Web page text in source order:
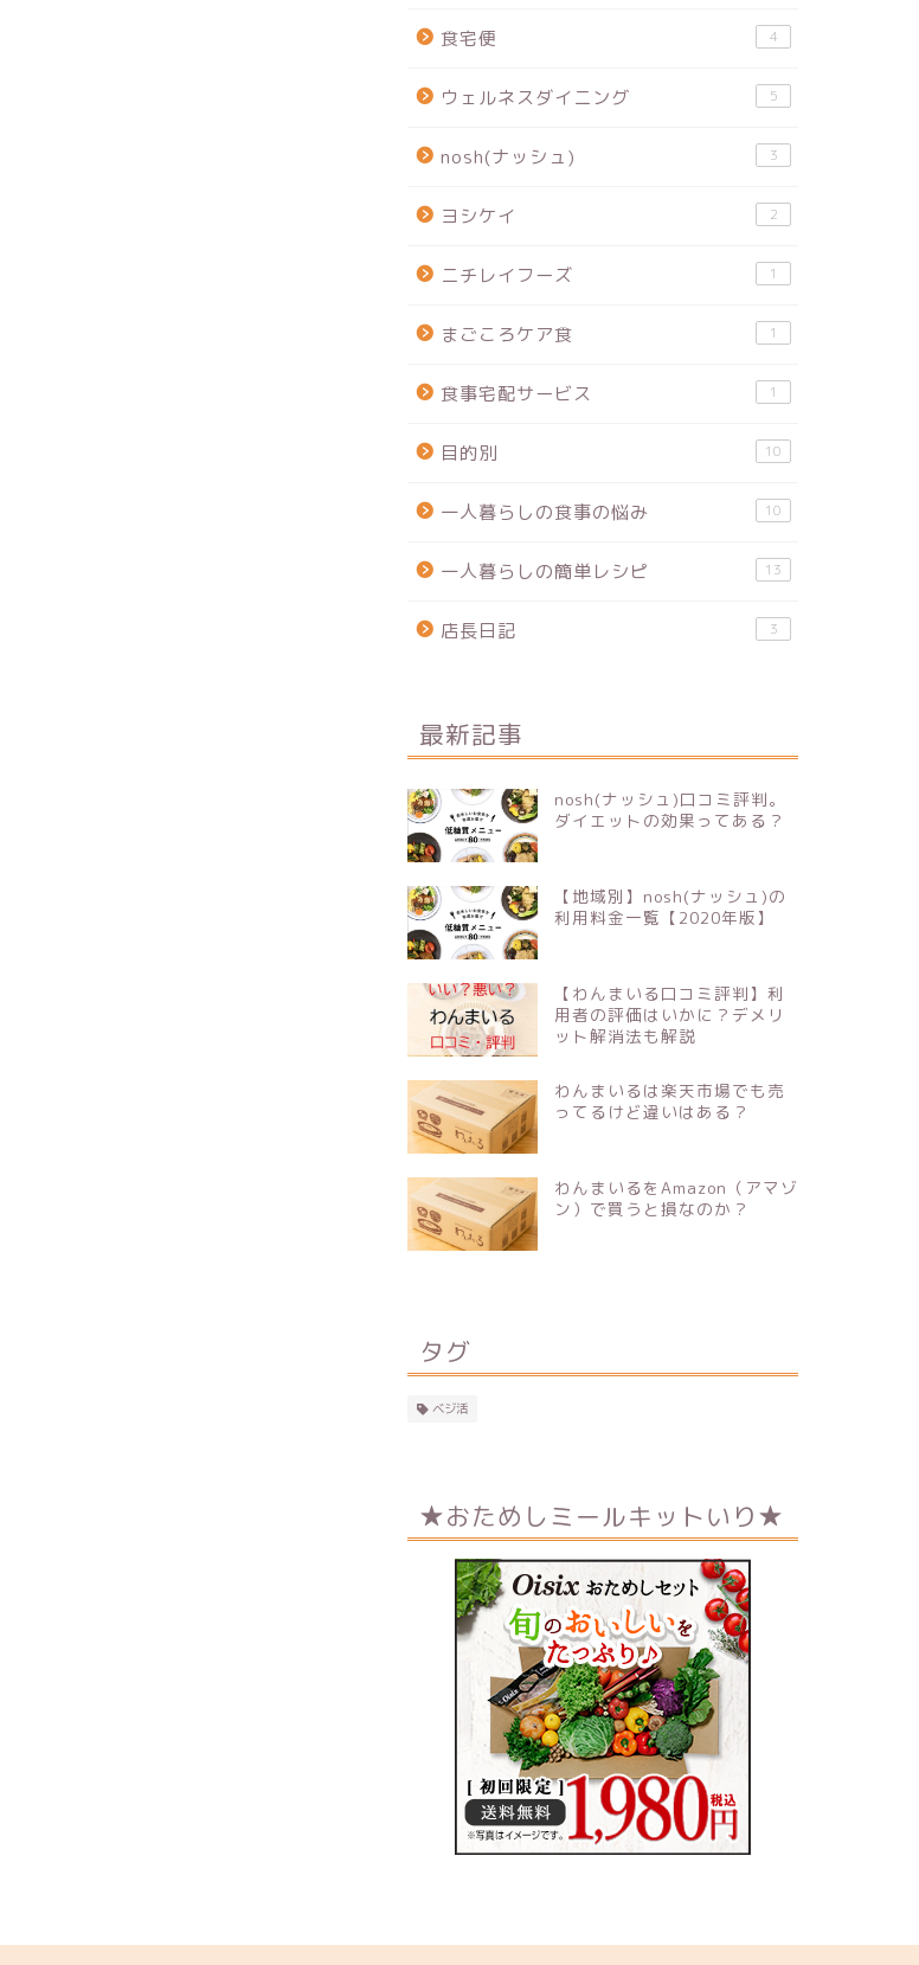
食宅便 4
ウェルネスダイニング 5
nosh(ナッシュ) 3
ヨシケイ 2
ニチレイフーズ 1
まごころケア食 1
食事宅配サービス 1
目的別 10
一人暮らしの食事の悩み 10
一人暮らしの簡単レシピ 13
店長日記 3
最新記事
nosh(ナッシュ)口コミ評判。
ダイエットの効果ってある？
【地域別】nosh(ナッシュ)の
利用料金一覧【2020年版】
【わんまいる口コミ評判】利
用者の評価はいかに？デメリ
ット解消法も解説
わんまいるは楽天市場でも売
ってるけど違いはある？
わんまいるをAmazon（アマゾ
ン）で買うと損なのか？
タグ
ベジ活
★おためしミールキットいり★